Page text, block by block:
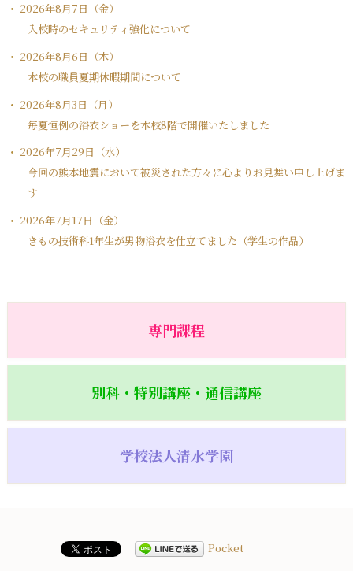
2026年8月7日（金）
入校時のセキュリティ強化について
2026年8月6日（木）
本校の職員夏期休暇期間について
2026年8月3日（月）
毎夏恒例の浴衣ショーを本校8階で開催いたしました
2026年7月29日（水）
今回の熊本地震において被災された方々に心よりお見舞い申し上げま
す
2026年7月17日（金）
きもの技術科1年生が男物浴衣を仕立てました（学生の作品）
専門課程
別科・特別講座・通信講座
学校法人清水学園
Pocket